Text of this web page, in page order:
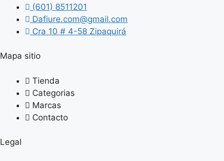
(601) 8511201
Dafiure.com@gmail.com
Cra 10 # 4-58 Zipaquirá
Mapa sitio
Tienda
Categorias
Marcas
Contacto
Legal